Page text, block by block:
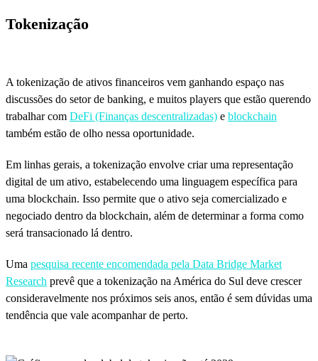
Tokenização
A tokenização de ativos financeiros vem ganhando espaço nas
discussões do setor de banking, e muitos players que estão querendo
trabalhar com DeFi (Finanças descentralizadas) e blockchain
também estão de olho nessa oportunidade.
Em linhas gerais, a tokenização envolve criar uma representação
digital de um ativo, estabelecendo uma linguagem específica para
uma blockchain. Isso permite que o ativo seja comercializado e
negociado dentro da blockchain, além de determinar a forma como
será transacionado lá dentro.
Uma pesquisa recente encomendada pela Data Bridge Market
Research prevê que a tokenização na América do Sul deve crescer
consideravelmente nos próximos seis anos, então é sem dúvidas uma
tendência que vale acompanhar de perto.